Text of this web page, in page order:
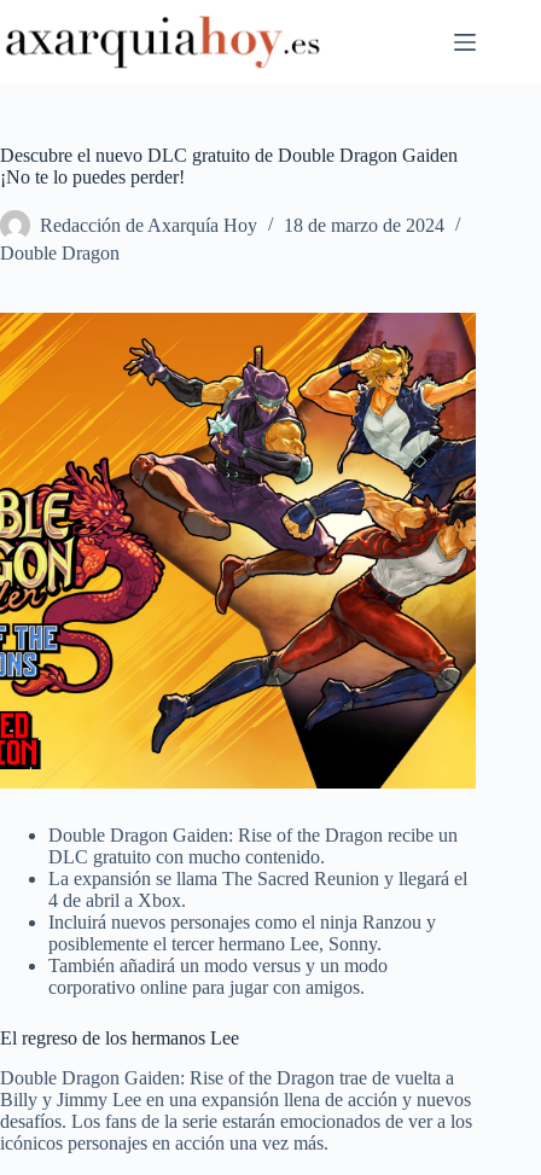
al
contenido
Descubre el nuevo DLC gratuito de Double Dragon Gaiden
¡No te lo puedes perder!
Redacción de Axarquía Hoy
18 de marzo de 2024
Double Dragon
Double Dragon Gaiden: Rise of the Dragon recibe un
DLC gratuito con mucho contenido.
La expansión se llama The Sacred Reunion y llegará el
4 de abril a Xbox.
Incluirá nuevos personajes como el ninja Ranzou y
posiblemente el tercer hermano Lee, Sonny.
También añadirá un modo versus y un modo
corporativo online para jugar con amigos.
El regreso de los hermanos Lee
Double Dragon Gaiden: Rise of the Dragon trae de vuelta a
Billy y Jimmy Lee en una expansión llena de acción y nuevos
desafíos. Los fans de la serie estarán emocionados de ver a los
icónicos personajes en acción una vez más.